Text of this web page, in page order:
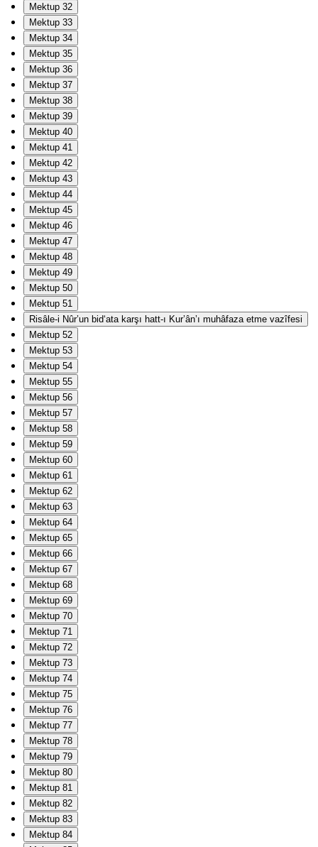
Mektup 32
Mektup 33
Mektup 34
Mektup 35
Mektup 36
Mektup 37
Mektup 38
Mektup 39
Mektup 40
Mektup 41
Mektup 42
Mektup 43
Mektup 44
Mektup 45
Mektup 46
Mektup 47
Mektup 48
Mektup 49
Mektup 50
Mektup 51
Risâle-i Nûr’un bid‘ata karşı hatt-ı Kur’ân’ı muhâfaza etme vazîfesi
Mektup 52
Mektup 53
Mektup 54
Mektup 55
Mektup 56
Mektup 57
Mektup 58
Mektup 59
Mektup 60
Mektup 61
Mektup 62
Mektup 63
Mektup 64
Mektup 65
Mektup 66
Mektup 67
Mektup 68
Mektup 69
Mektup 70
Mektup 71
Mektup 72
Mektup 73
Mektup 74
Mektup 75
Mektup 76
Mektup 77
Mektup 78
Mektup 79
Mektup 80
Mektup 81
Mektup 82
Mektup 83
Mektup 84